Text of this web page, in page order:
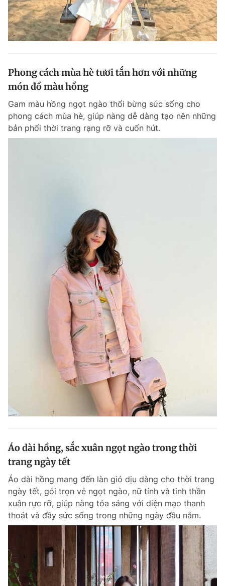
Sản phẩm khác
Tiện ích Bạn cần biết
Đọc Thanh Niên trên điện thoại
0908 780 404
Quảng cáo RSS Tòa soạn
Tổng biên tập: Nguyễn Ngọc Toàn
Phó tổng biên tập thường trực: Hải Thành
Phó tổng biên tập: Lâm Hiếu Dũng
Phó tổng biên tập: Trần Việt Hưng
Tổng thư ký tòa soạn: Đức Trung
Giấy phép xuất bản số 110/GP - BTTTT cấp ngày 24.3.2020
© 2003-2026 Bản quyền thuộc về Báo Thanh Niên. Cấm sao chép
dưới mọi hình thức nếu không có sự chấp thuận bằng văn bản.
Phát triển bởi ePi Technologies, JSC.
Phong cách mùa hè tươi tắn hơn với những
món đồ màu hồng
Gam màu hồng ngọt ngào thổi bừng sức sống cho
phong cách mùa hè, giúp nàng dễ dàng tạo nên những
bản phối thời trang rạng rỡ và cuốn hút.
Áo dài hồng, sắc xuân ngọt ngào trong thời
trang ngày tết
Áo dài hồng mang đến làn gió dịu dàng cho thời trang
ngày tết, gói trọn vẻ ngọt ngào, nữ tính và tinh thần
xuân rực rỡ, giúp nàng tỏa sáng với diện mạo thanh
thoát và đầy sức sống trong những ngày đầu năm.